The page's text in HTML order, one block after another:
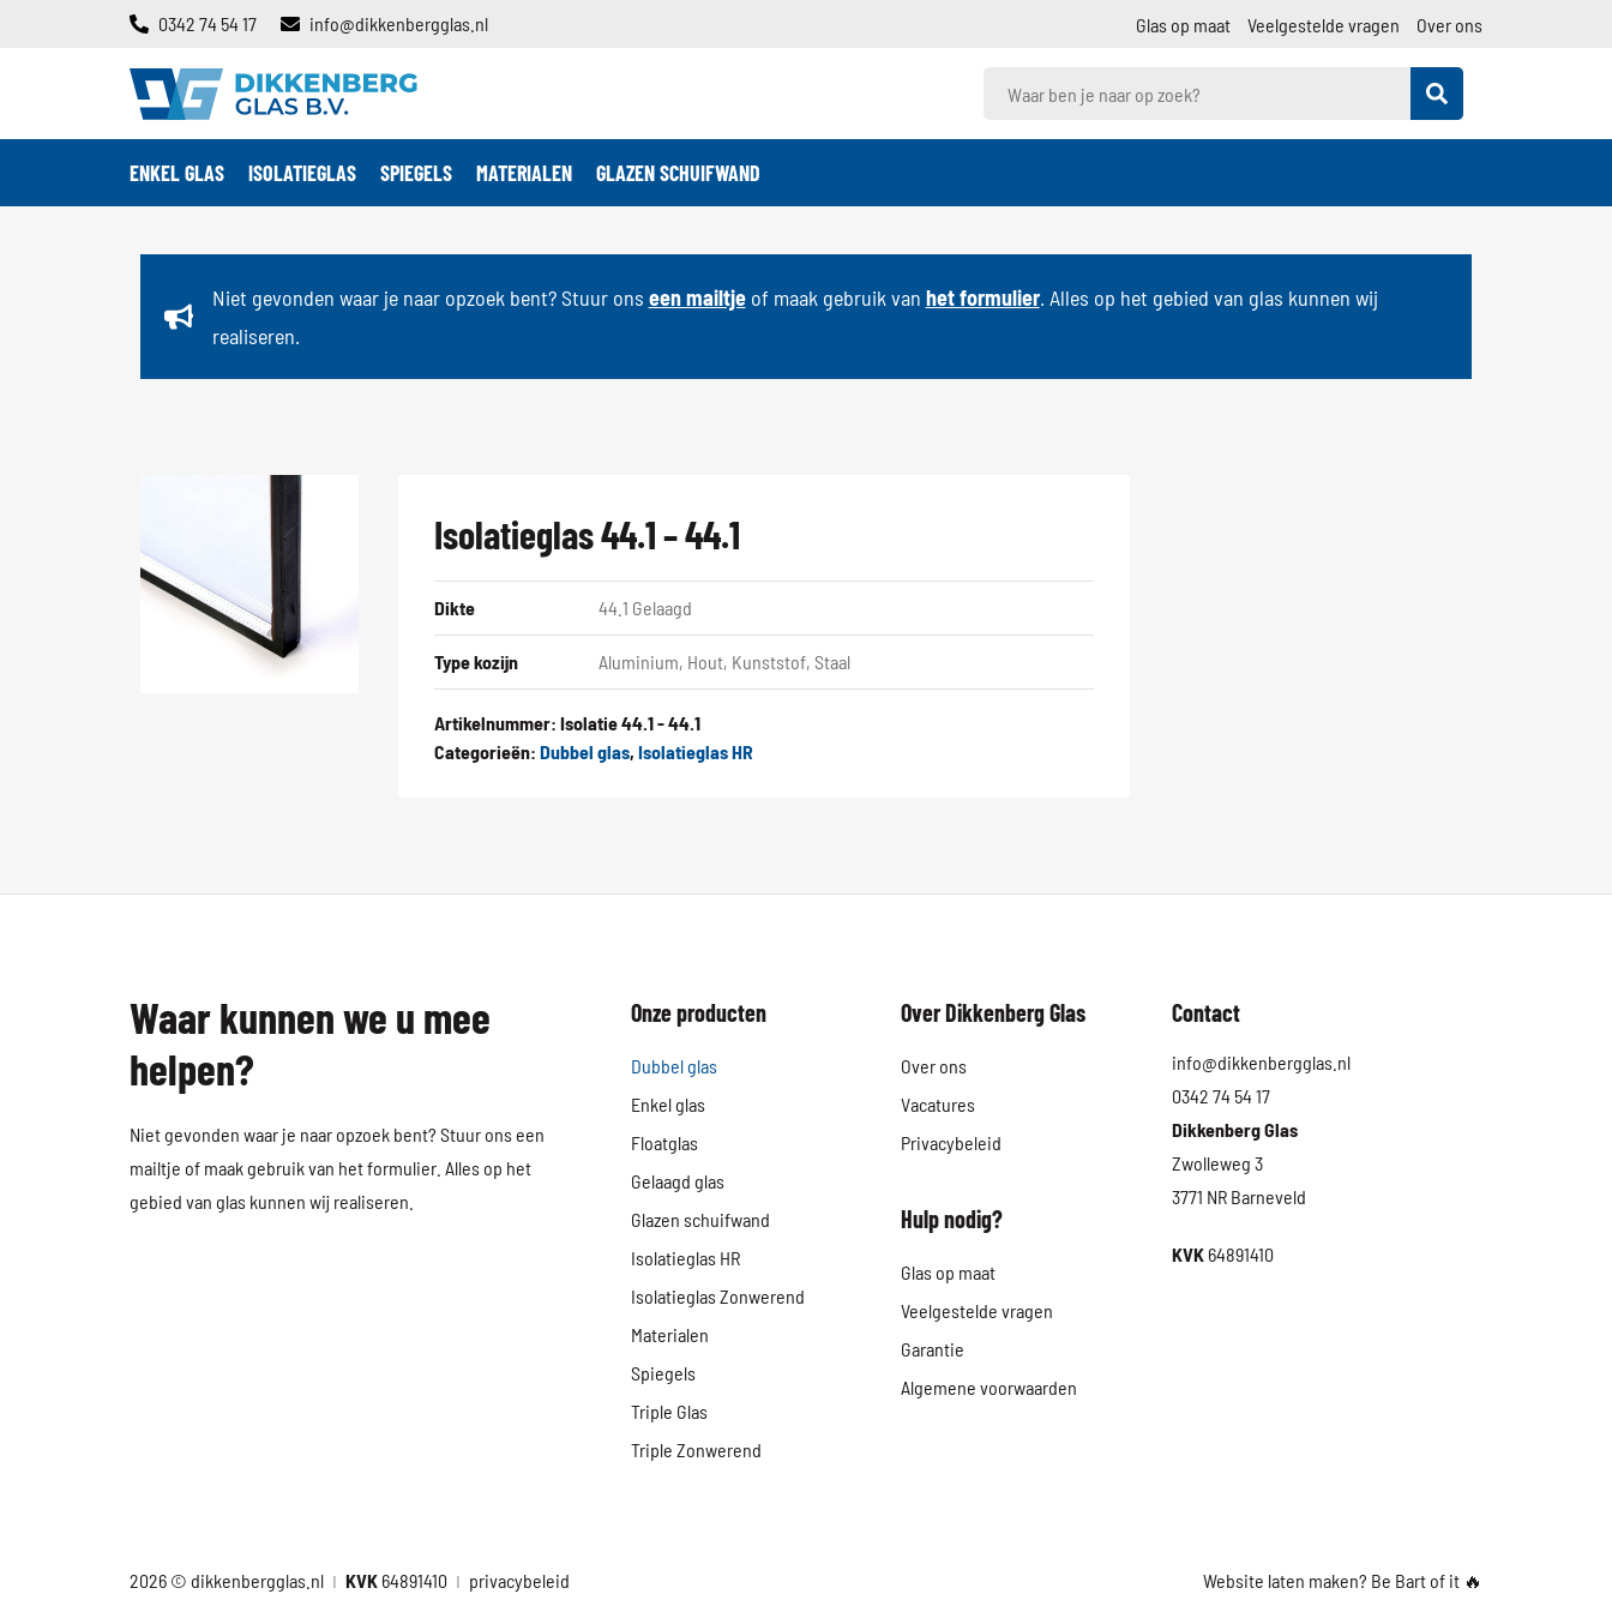
0342 74 54 17 info@dikkenbergglas.nl Glas op maat Veelgestelde vragen Over ons
ENKEL GLAS ISOLATIEGLAS SPIEGELS MATERIALEN GLAZEN SCHUIFWAND
Niet gevonden waar je naar opzoek bent? Stuur ons een mailtjeof maak gebruik van het formulier. Alles op het gebied van glas kunnen wij
realiseren.
Isolatieglas 44.1 – 44.1
Dikte 44.1 Gelaagd
Type kozijn Aluminium, Hout, Kunststof, Staal
Artikelnummer: Isolatie 44.1 - 44.1
Categorieën: Dubbel glas, Isolatieglas HR
Waar kunnen we u mee
helpen?
Niet gevonden waar je naar opzoek bent? Stuur ons een
mailtje of maak gebruik van het formulier. Alles op het
gebied van glas kunnen wij realiseren.
Onze producten
Dubbel glas
Enkel glas
Floatglas
Gelaagd glas
Glazen schuifwand
Isolatieglas HR
Isolatieglas Zonwerend
Materialen
Spiegels
Triple Glas
Triple Zonwerend
Over Dikkenberg Glas
Over ons
Vacatures
Privacybeleid
Hulp nodig?
Glas op maat
Veelgestelde vragen
Garantie
Algemene voorwaarden
Contact
info@dikkenbergglas.nl
0342 74 54 17
Dikkenberg Glas
Zwolleweg 3
3771 NR Barneveld
KVK64891410
2026 © dikkenbergglas.nl | KVK64891410 | privacybeleid Website laten maken? Be Bart of it 🔥